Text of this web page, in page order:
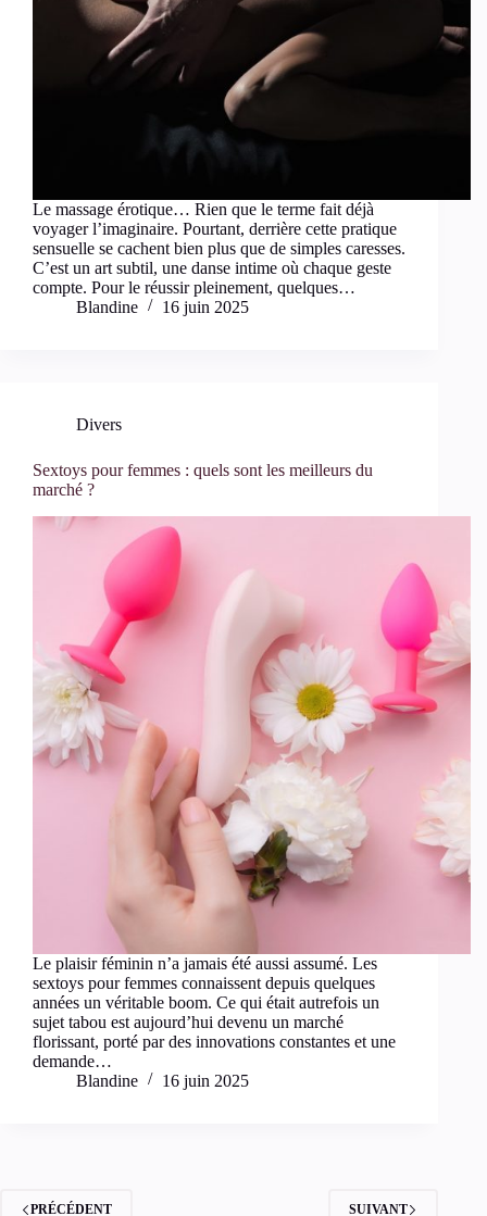
Le massage érotique… Rien que le terme fait déjà
voyager l’imaginaire. Pourtant, derrière cette pratique
sensuelle se cachent bien plus que de simples caresses.
C’est un art subtil, une danse intime où chaque geste
compte. Pour le réussir pleinement, quelques…
Blandine
16 juin 2025
Divers
Sextoys pour femmes : quels sont les meilleurs du
marché ?
Le plaisir féminin n’a jamais été aussi assumé. Les
sextoys pour femmes connaissent depuis quelques
années un véritable boom. Ce qui était autrefois un
sujet tabou est aujourd’hui devenu un marché
florissant, porté par des innovations constantes et une
demande…
Blandine
16 juin 2025
PRÉCÉDENT SUIVANT